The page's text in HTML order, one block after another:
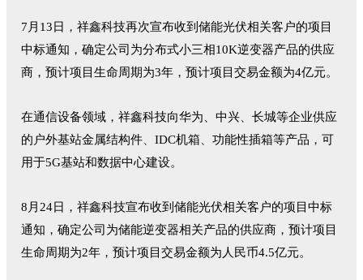
7月13日，祥鑫科技再次宣布收到储能光伏相关客户的项目
中标通知，确定公司为分布式小三相10K逆变器产品的供应
商，预计项目生命周期为3年，预计项目交易金额为4亿元。
在通信设备领域，祥鑫科技向华为、中兴、长城等企业供应
的户外基站金属结构件、IDC机箱、功能性插箱等产品，可
用于5G基站和数据中心建设。
8月24日，祥鑫科技宣布收到储能光伏相关客户的项目中标
通知，确定公司为储能逆变器相关产品的供应商，预计项目
生命周期为2年，预计项目交易金额为人民币4.5亿元。